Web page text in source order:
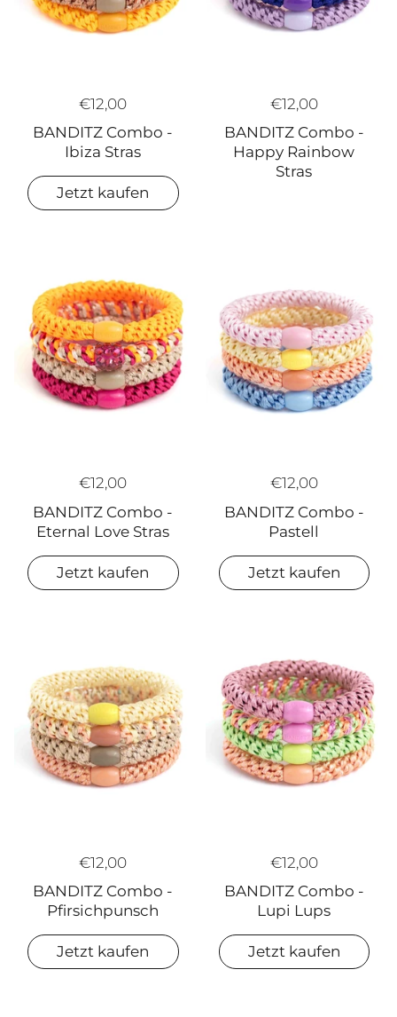
€12,00
BANDITZ Combo -
Ibiza Stras
Jetzt kaufen
€12,00
BANDITZ Combo -
Happy Rainbow
Stras
€12,00
BANDITZ Combo -
Eternal Love Stras
Jetzt kaufen
€12,00
BANDITZ Combo -
Pastell
Jetzt kaufen
€12,00
BANDITZ Combo -
Pfirsichpunsch
Jetzt kaufen
€12,00
BANDITZ Combo -
Lupi Lups
Jetzt kaufen